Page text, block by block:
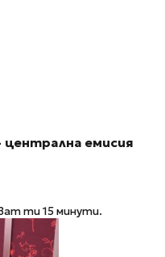
централна емисия
ти 15 минути.